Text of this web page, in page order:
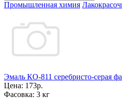
Промышленная химия
Эмаль КО-811 серебристо-серая
Цена: 173р.
Фасовка: 3 кг